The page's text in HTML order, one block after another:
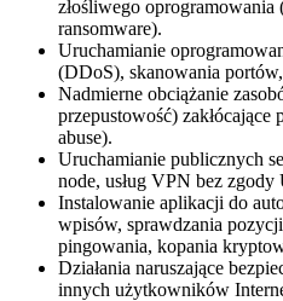
złośliwego
ransomware).
Uruchamianie
(DDoS), skanowania portów,
Nadmierne obciążanie
przepustowość)
abuse).
Uruchamianie publicznych
node, usług VPN bez zgody
Instalowanie aplikacji do
wpisów, sprawdzania
pingowania, kopania
Działania naruszające
innych użytkowników